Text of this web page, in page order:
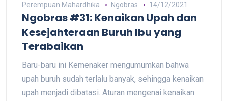
Perempuan Mahardhika Ngobras 14/12/2021
Ngobras #31: Kenaikan Upah dan
Kesejahteraan Buruh Ibu yang
Terabaikan
Baru-baru ini Kemenaker mengumumkan bahwa
upah buruh sudah terlalu banyak, sehingga kenaikan
upah menjadi dibatasi. Aturan mengenai kenaikan